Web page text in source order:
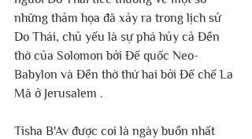
những thảm họa đã xảy ra trong lịch sử
Do Thái, chủ yếu là sự phá hủy cả Đền
thờ của Solomon bởi Đế quốc Neo-
Babylon và Đền thờ thứ hai bởi Đế chế La
Mã ở Jerusalem .
Tisha B'Av được coi là ngày buồn nhất